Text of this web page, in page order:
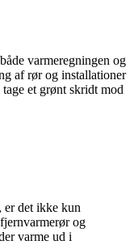
varmeregningen og
af rør og installationer
et grønt skridt mod
er det ikke kun
og
varme ud i